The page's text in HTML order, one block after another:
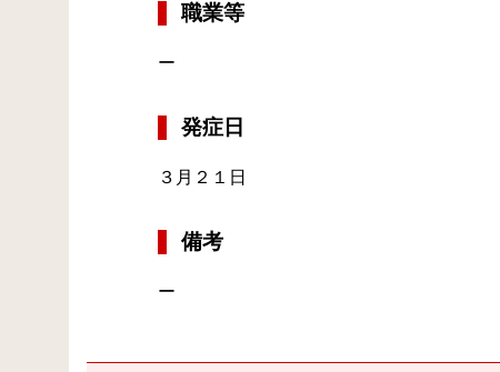
職業等
ー
発症日
３月２１日
備考
ー